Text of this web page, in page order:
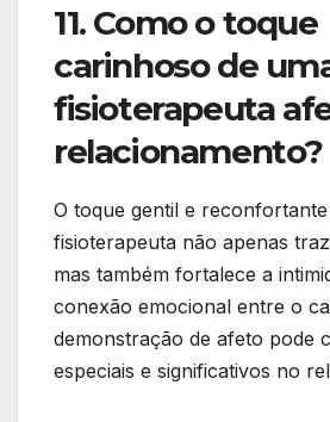
11. Como o toque
carinhoso de
fisioterapeuta
relacionamento?
O toque gentil e
fisioterapeuta não apenas
mas também fortalece a
conexão emocional entre o
demonstração de afeto pode
especiais e significativos no